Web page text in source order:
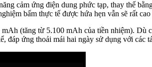
cảm ứng điện dung phức tạp, thay thế
bấm thực tế được hứa hẹn vẫn sẽ rất
(tăng từ 5.100 mAh của tiền nhiệm). Dù
đáp ứng thoải mái hai ngày sử dụng với các